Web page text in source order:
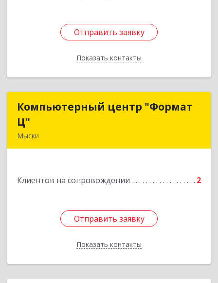
Отправить заявку
Показать контакты
Отправить заявку
Назад
Компьютерный центр "Формат
Ц"
Мыски
Клиентов на сопровождении 2
Отправить заявку
Показать контакты
Компьютерный центр "Формат
Подробнее
Отправить заявку
Назад